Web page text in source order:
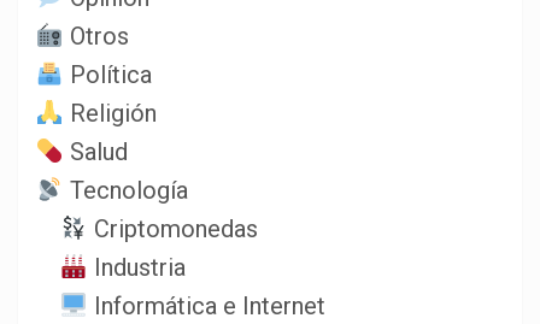
Otros
Política
Religión
Salud
Tecnología
Criptomonedas
Industria
Informática e Internet